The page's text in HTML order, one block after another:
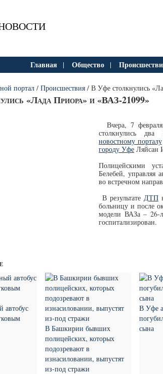
Главная | Общество |
портал / Происшествия / В Уфе столкнулись
«Лада Приора» и «ВАЗ-21099»
Вчера, 7
столкнулись два
новостному порталу
городу Уфе Ляйсан
Полицейскими
Белебей, управляя
во встречном
В результате ДТП
больницу и после
модели ВАЗа – 26-
госпитализирован.
В Башкирии бывших
полицейских, которых
подозревают в
изнасиловании, выпустят
из-под стражи
В Уфе
сына